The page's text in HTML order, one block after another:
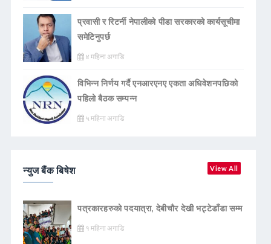
प्रवासी र रिटर्नी नेपालीको पीडा सरकारको कार्यसूचीमा
समेटिनुपर्छ
४ महिना अगाडि
विभिन्न निर्णय गर्दै एनआरएनए एकता अधिवेशनपछिको
पहिलो बैठक सम्पन्न
५ महिना अगाडि
न्युज बैंक बिषेश View All
पत्रकारहरुको पदयात्रा, देबीचौर देखी भट्टेडाँडा सम्म
१ महिना अगाडि